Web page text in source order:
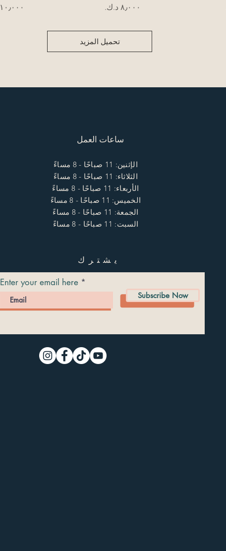
السعر
السعر
تحميل المزيد
ساعات العمل
الإثنين: 11 صباحًا - 8 مساءً
الثلاثاء: 11 صباحًا - 8 مساءً
الأربعاء: 11 صباحًا - 8 مساءً
الخميس: 11 صباحًا - 8 مساءً
الجمعة: 11 صباحًا - 8 مساءً
السبت: 11 صباحًا - 8 مساءً
يشترك
Enter your email here
Subscribe Now